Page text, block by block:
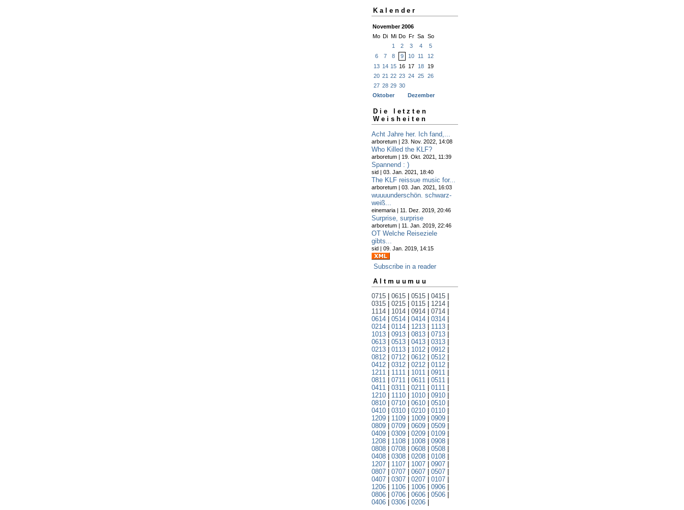
Kalender
November 2006
Mo Di Mi Do Fr Sa So
1
2 3 4
5
6
7 8 9 10 11
12
13 14 15 16 17 18
19
20 21 22 23 24 25
26
27 28 29 30
Oktober
Dezember
Die letzten
Weisheiten
Acht Jahre her. Ich fand,...
arboretum | 23. Nov. 2022, 14:08
Who Killed the KLF?
arboretum | 19. Okt. 2021, 11:39
Spannend : )
sid | 03. Jan. 2021, 18:40
The KLF reissue music for...
arboretum | 03. Jan. 2021, 16:03
wuuuunderschön. schwarz-
weiß...
einemaria | 11. Dez. 2019, 20:46
Surprise, surprise
arboretum | 11. Jan. 2019, 22:46
OT Welche Reiseziele
gibts...
sid | 09. Jan. 2019, 14:15
Subscribe in a reader
Altmuumuu
0715
0615 0515 0415
0315
0215 0115 1214
1114
1014 0914 0714
0614
0514 0414 0314
0214
0114 1213 1113
1013
0913 0813 0713
0613
0513 0413 0313
0213
0113 1012 0912
0812
0712 0612 0512
0412
0312 0212 0112
1211
1111 1011 0911
0811
0711 0611 0511
0411
0311 0211 0111
1210
1110 1010 0910
0810
0710 0610 0510
0410
0310 0210 0110
1209
1109 1009 0909
0809
0709 0609 0509
0409
0309 0209 0109
1208
1108 1008 0908
0808
0708 0608 0508
0408
0308 0208 0108
1207
1107 1007 0907
0807
0707 0607 0507
0407
0307 0207 0107
1206
1106 1006 0906
0806
0706 0606 0506
0406
0306 0206